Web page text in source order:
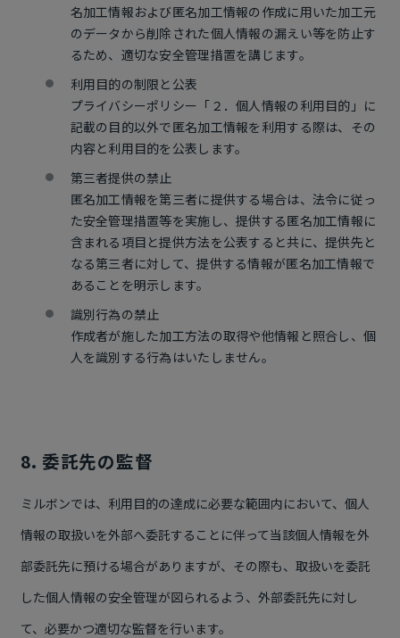
名加工情報および匿名加工情報の作成に用いた加工元
のデータから削除された個人情報の漏えい等を防止す
るため、適切な安全管理措置を講じます。
利用目的の制限と公表
プライバシーポリシー「２．個人情報の利用目的」に
記載の目的以外で匿名加工情報を利用する際は、その
内容と利用目的を公表します。
第三者提供の禁止
匿名加工情報を第三者に提供する場合は、法令に従っ
た安全管理措置等を実施し、提供する匿名加工情報に
含まれる項目と提供方法を公表すると共に、提供先と
なる第三者に対して、提供する情報が匿名加工情報で
あることを明示します。
識別行為の禁止
作成者が施した加工方法の取得や他情報と照合し、個
人を識別する行為はいたしません。
8. 委託先の監督
ミルボンでは、利用目的の達成に必要な範囲内において、個人
情報の取扱いを外部へ委託することに伴って当該個人情報を外
部委託先に預ける場合がありますが、その際も、取扱いを委託
した個人情報の安全管理が図られるよう、外部委託先に対し
て、必要かつ適切な監督を行います。